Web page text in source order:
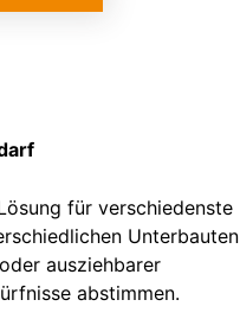
für verschiedenste
Unterbauten
ausziehbarer
abstimmen.